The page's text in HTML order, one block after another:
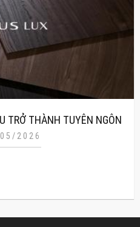
TRỞ THÀNH TUYÊN NGÔN
2026